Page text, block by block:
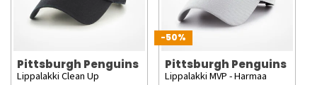
Pittsburgh Penguins
Lippalakki Clean Up
-50%
Pittsburgh Penguins
Lippalakki MVP - Harmaa